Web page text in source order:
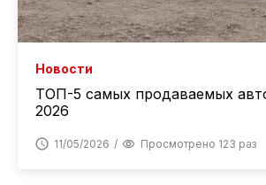
Новости
ТОП-5 самых продаваемых
2026
11/05/2026 Просмотрено 123 раз